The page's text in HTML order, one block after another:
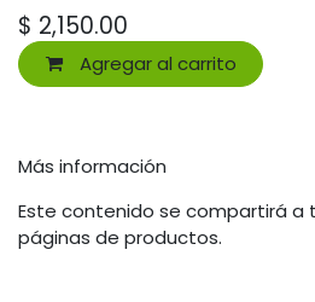
$ 2,150.00
Agregar al carrito
Más información
Este contenido se compartirá a
páginas de productos.